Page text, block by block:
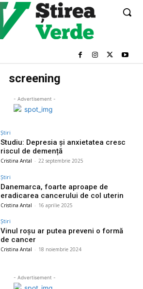
screening
- Advertisement -
Știri
Studiu: Depresia și anxietatea cresc
riscul de demență
Cristina Antal - 22 septembrie 2025
Știri
Danemarca, foarte aproape de
eradicarea cancerului de col uterin
Cristina Antal - 16 aprilie 2025
Știri
Vinul roșu ar putea preveni o formă
de cancer
Cristina Antal - 18 noiembrie 2024
- Advertisement -